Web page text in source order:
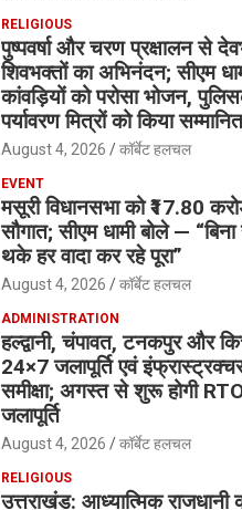
RELIGIOUS
पुष्पवर्षा और चरण प्रक्षालन से
शिवभक्तों का अभिनंदन; सीएम
कांवड़ियों को परोसा भोजन,
पर्यावरण मित्रों को किया
August 4, 2026 कॉर्बेट हलचल
EVENT
मसूरी विधानसभा को ₹17.80
सौगात; सीएम धामी बोले —
थके हर वादा कर रहे पूरा”
August 4, 2026 कॉर्बेट हलचल
ADMINISTRATION
हल्द्वानी, चंपावत, टनकपुर और
24×7 जलापूर्ति एवं इंफ्रास्ट्रक्चर
समीक्षा; अगस्त से शुरू होगी
जलापूर्ति
August 4, 2026 कॉर्बेट हलचल
RELIGIOUS
उत्तराखंड: आध्यात्मिक